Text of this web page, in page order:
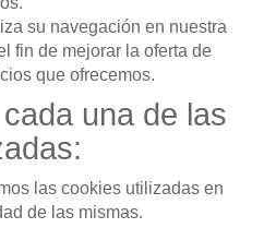
su navegación en nuestra
fin de mejorar la oferta de
que ofrecemos.
una de las
las cookies utilizadas en
de las mismas.